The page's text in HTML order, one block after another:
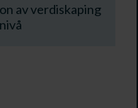
av verdiskaping